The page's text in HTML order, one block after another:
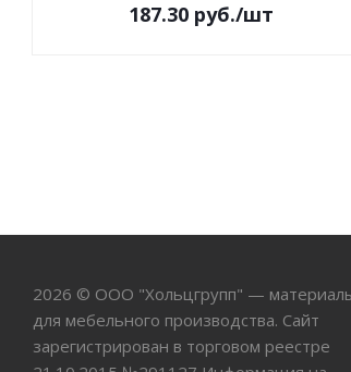
187.30 руб./шт
2026 © ООО "Хольцгрупп" —
для мебельного производства. Сайт
зарегистрирован в торговом реестре